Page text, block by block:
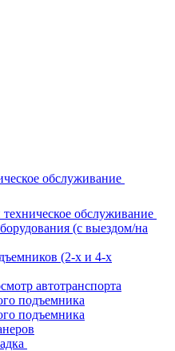
обслуживание
обслуживание
(с выездом/на
(2-х и 4-х
автотранспорта
подъемника
подъемника